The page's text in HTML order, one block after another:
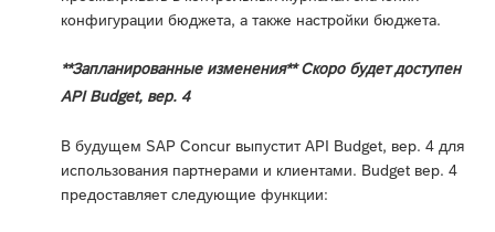
конфигурации бюджета, а также настройки бюджета.
**Запланированные изменения** Скоро будет доступен
API Budget, вер. 4
В будущем SAP Concur выпустит API Budget, вер. 4 для
использования партнерами и клиентами. Budget вер. 4
предоставляет следующие функции: